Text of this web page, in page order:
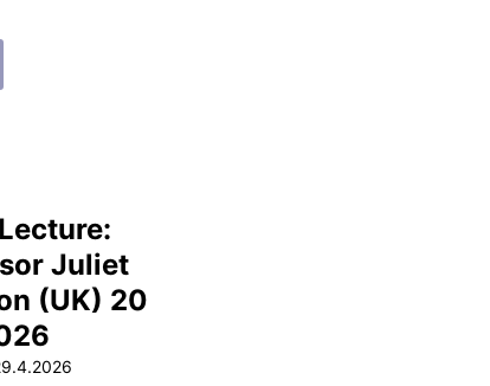
Juliet
(UK) 20